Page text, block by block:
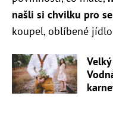
našli si chvilku pro
koupel, oblíbené